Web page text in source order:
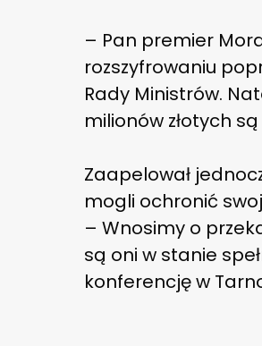
– Pan premier
rozszyfrowaniu
Rady Ministrów.
milionów złotych
Zaapelował
mogli ochronić
– Wnosimy o
są oni w stanie
konferencję w